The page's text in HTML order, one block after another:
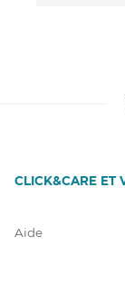
CLICK&CARE ET
Aide